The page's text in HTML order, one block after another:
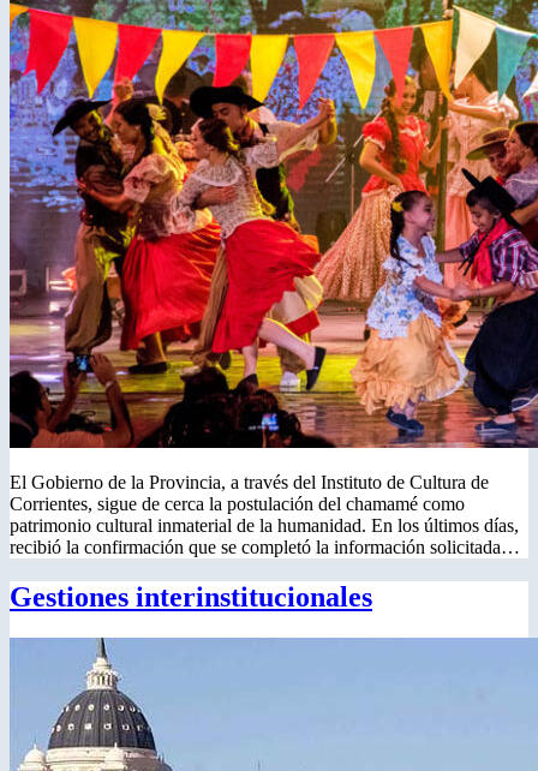
El Gobierno de la Provincia, a través del Instituto de Cultura de
Corrientes, sigue de cerca la postulación del chamamé como
patrimonio cultural inmaterial de la humanidad. En los últimos días,
recibió la confirmación que se completó la información solicitada…
Gestiones interinstitucionales